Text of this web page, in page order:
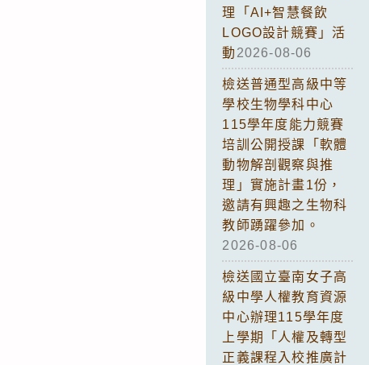
理「AI+智慧餐飲
LOGO設計競賽」活
動 2026-08-06
檢送普通型高級中等
學校生物學科中心
115學年度能力競賽
培訓公開授課「軟體
動物解剖觀察與推
理」實施計畫1份，
邀請有興趣之生物科
教師踴躍參加。
2026-08-06
檢送國立臺南女子高
級中學人權教育資源
中心辦理115學年度
上學期「人權及轉型
正義課程入校推廣計